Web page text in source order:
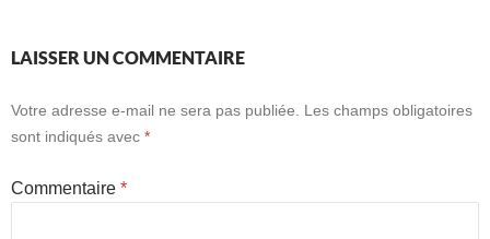
LAISSER UN COMMENTAIRE
Votre adresse e-mail ne sera pas publiée.
Les champs obligatoires
sont indiqués avec *
Commentaire *